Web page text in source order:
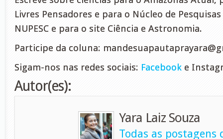
Livres Pensadores e para o Núcleo de
NUPESC e para o site Ciência e Astronomia.
Participe da coluna:
Sigam-nos nas redes sociais: Facebook e
Autor(es):
Yara Laiz Souza
Todas as postagens